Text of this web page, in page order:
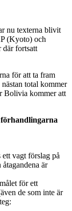
nu texterna blivit
(Kyoto) och
fortsatt
för att ta fram
total kommer
Bolivia kommer att
vagt förslag på
är
för ett
de som inte är